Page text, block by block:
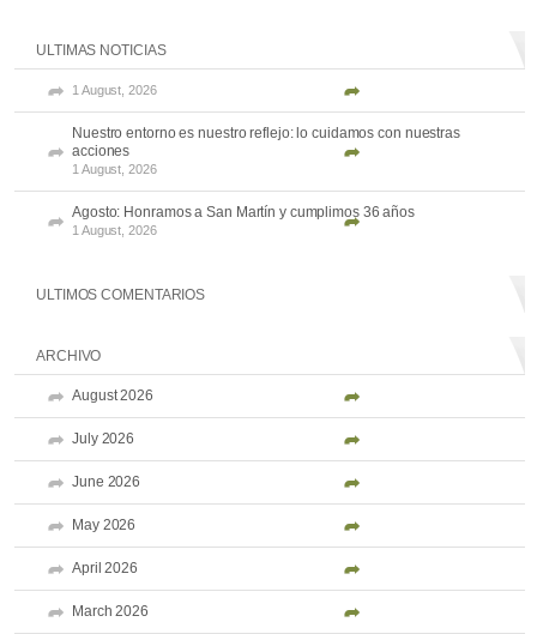
ULTIMAS NOTICIAS
1 August, 2026
Nuestro entorno es nuestro reflejo: lo cuidamos con nuestras
acciones
1 August, 2026
Agosto: Honramos a San Martín y cumplimos 36 años
1 August, 2026
ULTIMOS COMENTARIOS
ARCHIVO
August 2026
July 2026
June 2026
May 2026
April 2026
March 2026